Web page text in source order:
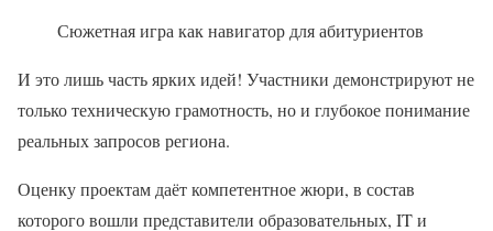
Сюжетная игра как навигатор для абитуриентов
И это лишь часть ярких идей! Участники демонстрируют не
только техническую грамотность, но и глубокое понимание
реальных запросов региона.
Оценку проектам даёт компетентное жюри, в состав
которого вошли представители образовательных, IT и